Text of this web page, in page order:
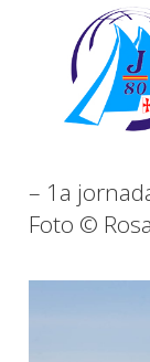
– 1a
Foto ©